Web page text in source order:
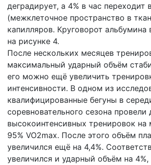
деградирует, а 4% в час переходит
(межклеточное пространство в
капилляров. Круговорот альбумина
на рисунке 4.
После нескольких месяцев
максимальный ударный объём
его можно ещё увеличить
интенсивности. В одном из
квалифицированные бегуны в
соревновательного сезона провели
высокоинтенсивных тренировок
95% VO2max. После этого объём
увеличился ещё на 4,4%.
увеличился и ударный объём на